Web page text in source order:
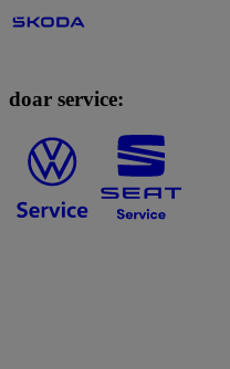
doar service: